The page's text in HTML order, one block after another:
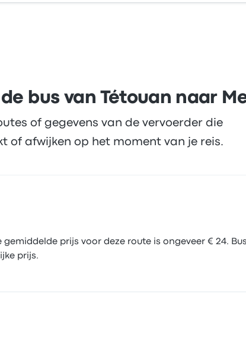
bus van Tétouan naar
of gegevens van de vervoerder die
of afwijken op het moment van je reis.
prijs voor deze route is ongeveer € 24.
prijs.